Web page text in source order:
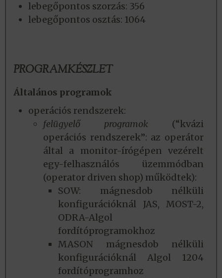
lebegőpontos szorzás: 356
lebegőpontos osztás: 1064
PROGRAMKÉSZLET
Általános programok
operációs rendszerek:
felügyelő programok (“kvázi
operációs rendszerek”: az operátor
által a monitor-írógépen vezérelt
egy-felhasználós üzemmódban
(operator driven shop) működtek):
SOW: mágnesdob nélküli
konfigurációknál JAS, MOST-2,
ODRA-Algol
fordítóprogramokhoz
MASON mágnesdob nélküli
konfigurációknál Algol 1204
fordítóprogramhoz